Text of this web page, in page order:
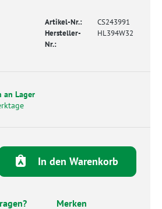
Artikel-Nr.:
CS243991
Hersteller-
Nr.:
HL394W32
an Lager
Gib den gewünschten
In den Warenkorb
Merken